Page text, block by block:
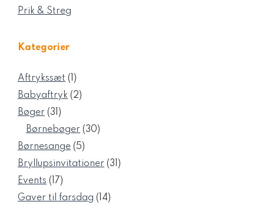
Prik & Streg
Kategorier
Aftrykssæt
1
vare
Babyaftryk 22
Bøger 31 31
Børnebøger 3030
Børnesange 55
varer
Bryllupsinvitationer 31 31
Events 1717
varer
Gaver til farsdag 1414